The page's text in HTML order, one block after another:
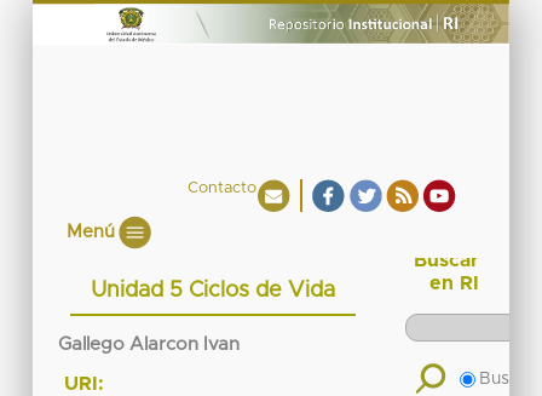
Contacto
Menú
Unidad 5 Ciclos de Vida
Gallego Alarcon Ivan
URI:
Buscar
en RI
Buscar